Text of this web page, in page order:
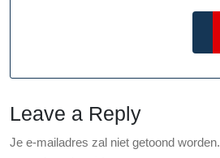
Leave a Reply
Je e-mailadres zal niet getoond worden.